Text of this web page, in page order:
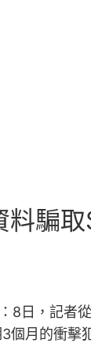
騙
8日，記者
個月的衝擊